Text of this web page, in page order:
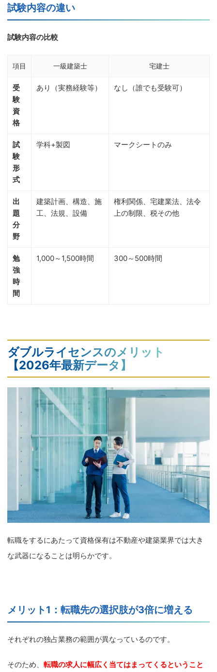
試験内容の違い
試験内容の比較
項目 一級建築士 宅建士
受
験
資
格
あり（実務経験等） なし（誰でも受験可）
試
験
形
式
学科+製図 マークシートのみ
出
題
分
野
建築計画、構造、施
工、法規、設備
権利関係、宅建業法、法令
上の制限、税その他
勉
強
時
間
1,000～1,500時間 300～500時間
ダブルライセンスのメリット
【2026年最新データ】
転職をするにあたって資格保有は不動産や建築業界では大き
な武器になることは明らかです。
メリット1：転職先の選択肢が3倍に増える
それぞれの独占業務の範囲が異なっているのです。
そのため、 転職の求人に幅広く当てはまってくるということ